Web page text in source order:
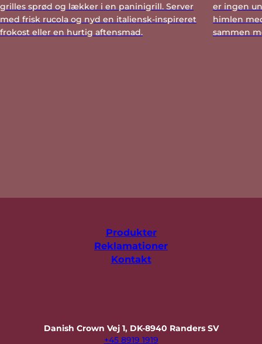
grilles sprød og lækker i en paninigrill. Server
med frisk rucola og nyd en italiensk-inspireret
frokost eller en hurtig aftensmad.
er ingen
himlen
sammen
Produkter
Reklamationer
Kontakt
Danish Crown Vej 1, DK-8940 Randers SV
+45 8919 1919